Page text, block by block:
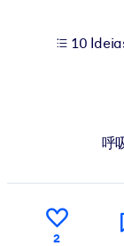
Enriqueça sua
negócios
Alimente seus
estruturado
10
呼
2